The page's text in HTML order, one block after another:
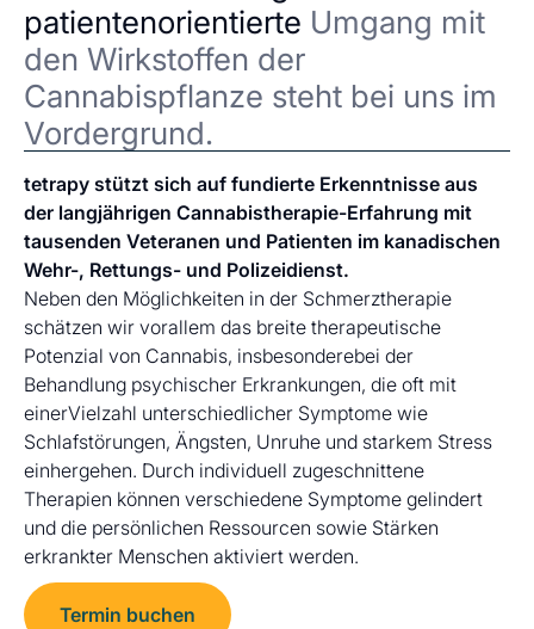
patientenorientierte Umgang mit
den Wirkstoffen der
Cannabispflanze steht bei uns im
Vordergrund.
tetrapy stützt sich auf fundierte Erkenntnisse aus
der langjährigen Cannabistherapie-Erfahrung mit
tausenden Veteranen und Patienten im kanadischen
Wehr-, Rettungs- und Polizeidienst.
Neben den Möglichkeiten in der Schmerztherapie
schätzen wir vorallem das breite therapeutische
Potenzial von Cannabis, insbesonderebei der
Behandlung psychischer Erkrankungen, die oft mit
einerVielzahl unterschiedlicher Symptome wie
Schlafstörungen, Ängsten, Unruhe und starkem Stress
einhergehen. Durch individuell zugeschnittene
Therapien können verschiedene Symptome gelindert
und die persönlichen Ressourcen sowie Stärken
erkrankter Menschen aktiviert werden.
Termin buchen